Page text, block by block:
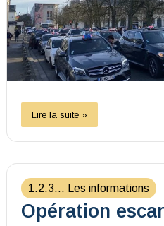
Lire la suite »
1.2.3... Les informations
Opération